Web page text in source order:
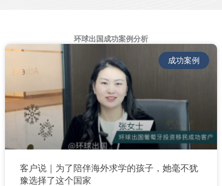
环球出国成功案例分析
成功案例
客户说｜为了陪伴海外求学的孩子，她毫不犹
豫选择了这个国家